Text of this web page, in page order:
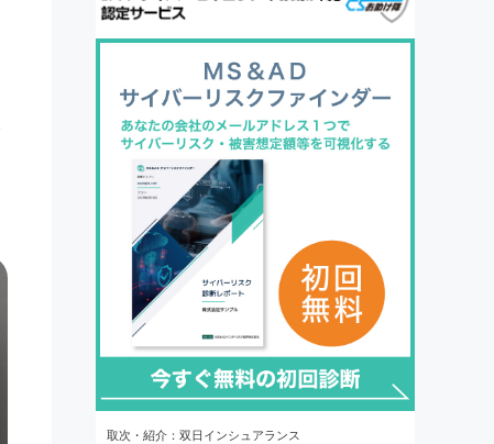
取次・紹介：双日インシュアランス